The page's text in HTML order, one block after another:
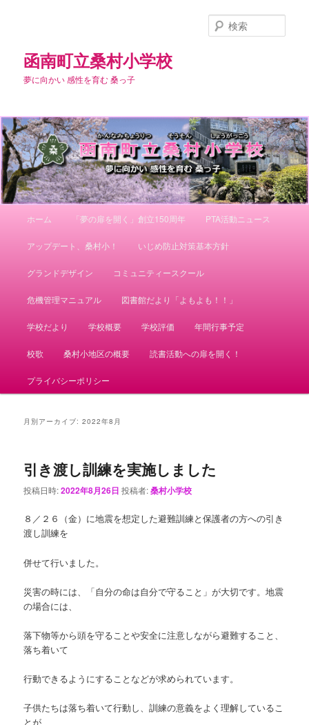
へ
移
動
移
動
函南町立桑村小学校
夢に向かい 感性を育む 桑っ子
索
ホーム 「夢の扉を開く」創立150周年 PTA活動ニュース
アップデート、桑村小！ いじめ防止対策基本方針
グランドデザイン コミュニティースクール
危機管理マニュアル 図書館だより「よもよも！！」
学校だより 学校概要 学校評価 年間行事予定
校歌 桑村小地区の概要 読書活動への扉を開く！
プライバシーポリシー
月別アーカイブ:2022年8月
引き渡し訓練を実施しました
投稿日時:2022年8月26日 投稿者:桑村小学校
８／２６（金）に地震を想定した避難訓練と保護者の方への引き
渡し訓練を
併せて行いました。
災害の時には、「自分の命は自分で守ること」が大切です。地震
の場合には、
落下物等から頭を守ることや安全に注意しながら避難すること、
落ち着いて
行動できるようにすることなどが求められています。
子供たちは落ち着いて行動し、訓練の意義をよく理解しているこ
とが